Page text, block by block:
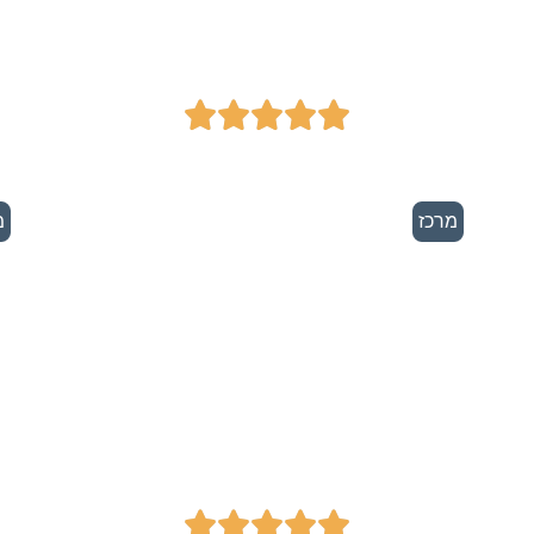





מרכז




